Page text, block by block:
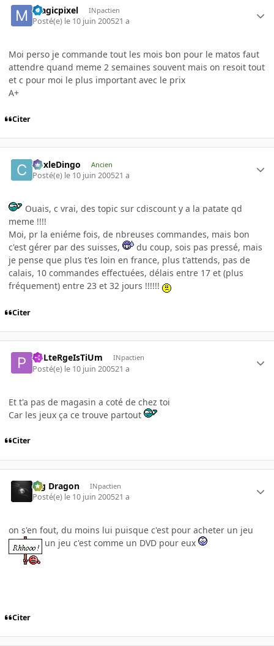
magicpixel INpactien
Posté(e) le 10 juin 200521 a
Moi perso je commande tout les mois bon pour le matos faut
attendre quand meme 2 semaines souvent mais on resoit tout
et c pour moi le plus important avec le prix
A+
Citer
CoxleDingo Ancien
Posté(e) le 10 juin 200521 a
Ouais, c vrai, des topic sur cdiscount y a la patate qd
meme !!!!
Moi, pr la eniéme fois, de nbreuses commandes, mais bon
c'est gérer par des suisses,
du coup, sois pas pressé, mais
je pense que plus t'es loin en france, plus t'attends, pas de
calais, 10 commandes effectuées, délais entre 17 et (plus
fréquement) entre 23 et 32 jours !!!!!!
Citer
PoLteRgeIsTiUm INpactien
Posté(e) le 10 juin 200521 a
Et t'a pas de magasin a coté de chez toi
Car les jeux ça ce trouve partout
Citer
Big Dragon INpactien
Posté(e) le 10 juin 200521 a
on s'en fout, du moins lui puisque c'est pour acheter un jeu
un jeu c'est comme un DVD pour eux
Citer